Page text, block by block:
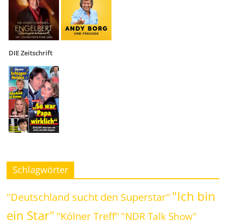
DIE Zeitschrift
Schlagwörter
"Deutschland sucht den Superstar" "Ich bin
ein Star" "Kölner Treff" "NDR Talk Show"